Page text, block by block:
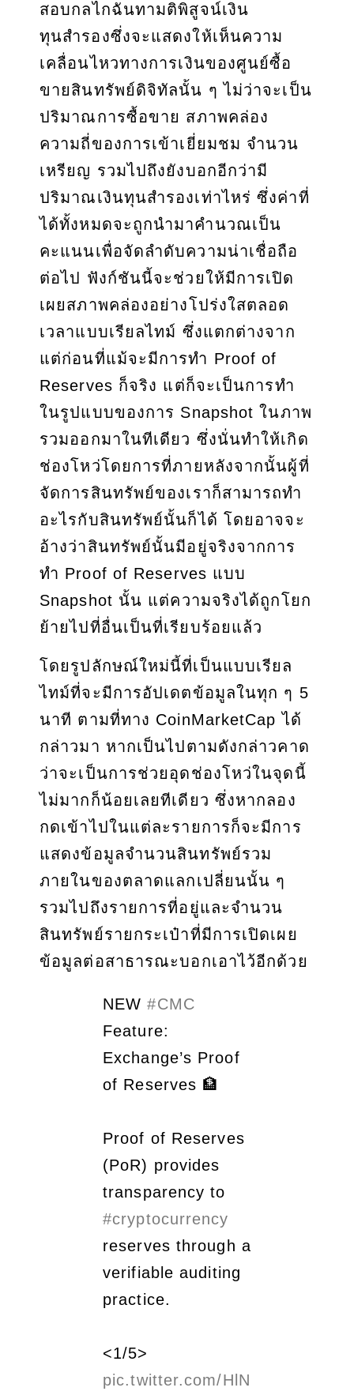
สอบกลไกฉันทามติพิสูจน์เงิน
ทุนสำรองซึ่งจะแสดงให้เห็นความ
เคลื่อนไหวทางการเงินของศูนย์ซื้อ
ขายสินทรัพย์ดิจิทัลนั้น ๆ ไม่ว่าจะเป็น
ปริมาณการซื้อขาย สภาพคล่อง
ความถี่ของการเข้าเยี่ยมชม จำนวน
เหรียญ รวมไปถึงยังบอกอีกว่ามี
ปริมาณเงินทุนสำรองเท่าไหร่ ซึ่งค่าที่
ได้ทั้งหมดจะถูกนำมาคำนวณเป็น
คะแนนเพื่อจัดลำดับความน่าเชื่อถือ
ต่อไป ฟังก์ชันนี้จะช่วยให้มีการเปิด
เผยสภาพคล่องอย่างโปร่งใสตลอด
เวลาแบบเรียลไทม์ ซึ่งแตกต่างจาก
แต่ก่อนที่แม้จะมีการทำ Proof of
Reserves ก็จริง แต่ก็จะเป็นการทำ
ในรูปแบบของการ Snapshot ในภาพ
รวมออกมาในทีเดียว ซึ่งนั่นทำให้เกิด
ช่องโหว่โดยการที่ภายหลังจากนั้นผู้ที่
จัดการสินทรัพย์ของเราก็สามารถทำ
อะไรกับสินทรัพย์นั้นก็ได้ โดยอาจจะ
อ้างว่าสินทรัพย์นั้นมีอยู่จริงจากการ
ทำ Proof of Reserves แบบ
Snapshot นั้น แต่ความจริงได้ถูกโยก
ย้ายไปที่อื่นเป็นที่เรียบร้อยแล้ว
โดยรูปลักษณ์ใหม่นี้ที่เป็นแบบเรียล
ไทม์ที่จะมีการอัปเดตข้อมูลในทุก ๆ 5
นาที ตามที่ทาง CoinMarketCap ได้
กล่าวมา หากเป็นไปตามดังกล่าวคาด
ว่าจะเป็นการช่วยอุดช่องโหว่ในจุดนี้
ไม่มากก็น้อยเลยทีเดียว ซึ่งหากลอง
กดเข้าไปในแต่ละรายการก็จะมีการ
แสดงข้อมูลจำนวนสินทรัพย์รวม
ภายในของตลาดแลกเปลี่ยนนั้น ๆ
รวมไปถึงรายการที่อยู่และจำนวน
สินทรัพย์รายกระเป๋าที่มีการเปิดเผย
ข้อมูลต่อสาธารณะบอกเอาไว้อีกด้วย
NEW#CMC
Feature:
Exchange’s Proof
of Reserves 🏦
Proof of Reserves
(PoR) provides
transparency to
#cryptocurrency
reserves through a
verifiable auditing
practice.
<1/5>
pic.twitter.com/HlN